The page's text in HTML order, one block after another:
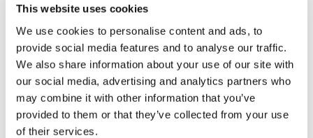
This website uses cookies
We use cookies to personalise content and ads, to
provide social media features and to analyse our traffic.
We also share information about your use of our site with
our social media, advertising and analytics partners who
may combine it with other information that you’ve
provided to them or that they’ve collected from your use
of their services.
model zal een binoculair microscoop u geen
vermoeidheidsklachten geven na een langere periode van
gebruik.
Het is mogelijk de binoculaire microscopen naar wens in te
stellen waardoor u optimaal onderzoek kunt doen. De kop van
de binoculair microscoop is 360° draaibaar en met de
meegeleverde objectieven tot 100x kunt u de perfecte
omstandigheden creëren voor een zorgvuldige analyse of
order
Sign up for our newsletter to stay
informed about our new products, and
receive a 10% discount on your next
purchase for all chemical products from
our own brand 😀